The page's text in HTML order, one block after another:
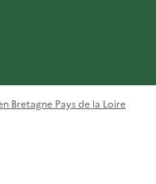
Bretagne Pays de la Loire